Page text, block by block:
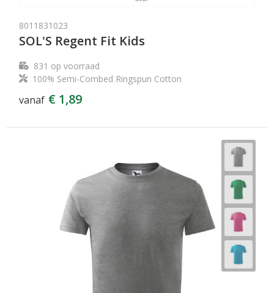
8011831023
SOL'S Regent Fit Kids
831 op voorraad
100% Semi-Combed Ringspun Cotton
vanaf € 1,89